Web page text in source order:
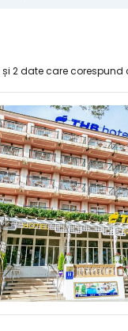
și 2 date care corespund